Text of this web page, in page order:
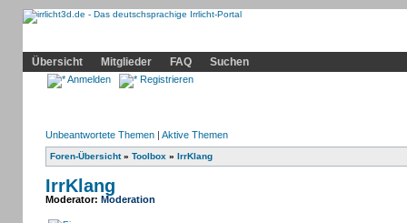
Übersicht
Mitglieder FAQ Suchen
Anmelden Registrieren
Unbeantwortete Themen| Aktive Themen
Foren-Übersicht» Toolbox » IrrKlang
IrrKlang
Moderator: Moderation